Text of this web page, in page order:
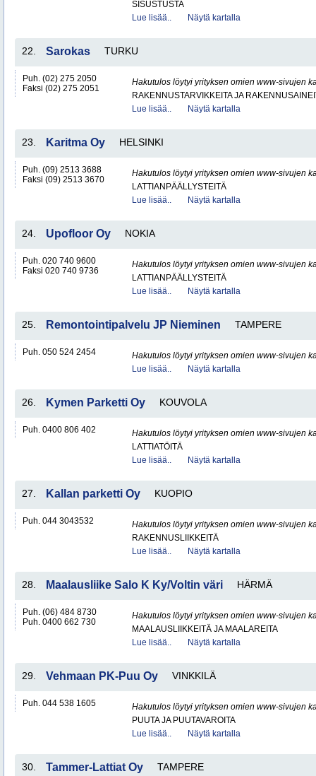
SISUSTUSTA
Lue lisää..
Näytä kartalla
22. Sarokas TURKU
Puh. (02) 275 2050
Faksi (02) 275 2051
Hakutulos löytyi yrityksen omien www-sivujen
RAKENNUSTARVIKKEITA JA
Lue lisää..
Näytä kartalla
23. Karitma Oy HELSINKI
Puh. (09) 2513 3688
Faksi (09) 2513 3670
Hakutulos löytyi yrityksen omien www-sivujen
LATTIANPÄÄLLYSTEITÄ
Lue lisää..
Näytä kartalla
24. Upofloor Oy NOKIA
Puh. 020 740 9600
Faksi 020 740 9736
Hakutulos löytyi yrityksen omien www-sivujen
LATTIANPÄÄLLYSTEITÄ
Lue lisää..
Näytä kartalla
25. Remontointipalvelu JP Nieminen TAMPERE
Puh. 050 524 2454
Hakutulos löytyi yrityksen omien www-sivujen
Lue lisää..
Näytä kartalla
26. Kymen Parketti Oy KOUVOLA
Puh. 0400 806 402
Hakutulos löytyi yrityksen omien www-sivujen
LATTIATÖITÄ
Lue lisää..
Näytä kartalla
27. Kallan parketti Oy KUOPIO
Puh. 044 3043532
Hakutulos löytyi yrityksen omien www-sivujen
RAKENNUSLIIKKEITÄ
Lue lisää..
Näytä kartalla
28. Maalausliike Salo K Ky/Voltin väri HÄRMÄ
Puh. (06) 484 8730
Puh. 0400 662 730
Hakutulos löytyi yrityksen omien www-sivujen
MAALAUSLIIKKEITÄ JA MAALAREITA
Lue lisää..
Näytä kartalla
29. Vehmaan PK-Puu Oy VINKKILÄ
Puh. 044 538 1605
Hakutulos löytyi yrityksen omien www-sivujen
PUUTA JA PUUTAVAROITA
Lue lisää..
Näytä kartalla
30. Tammer-Lattiat Oy TAMPERE